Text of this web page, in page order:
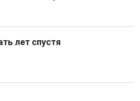
лет спустя